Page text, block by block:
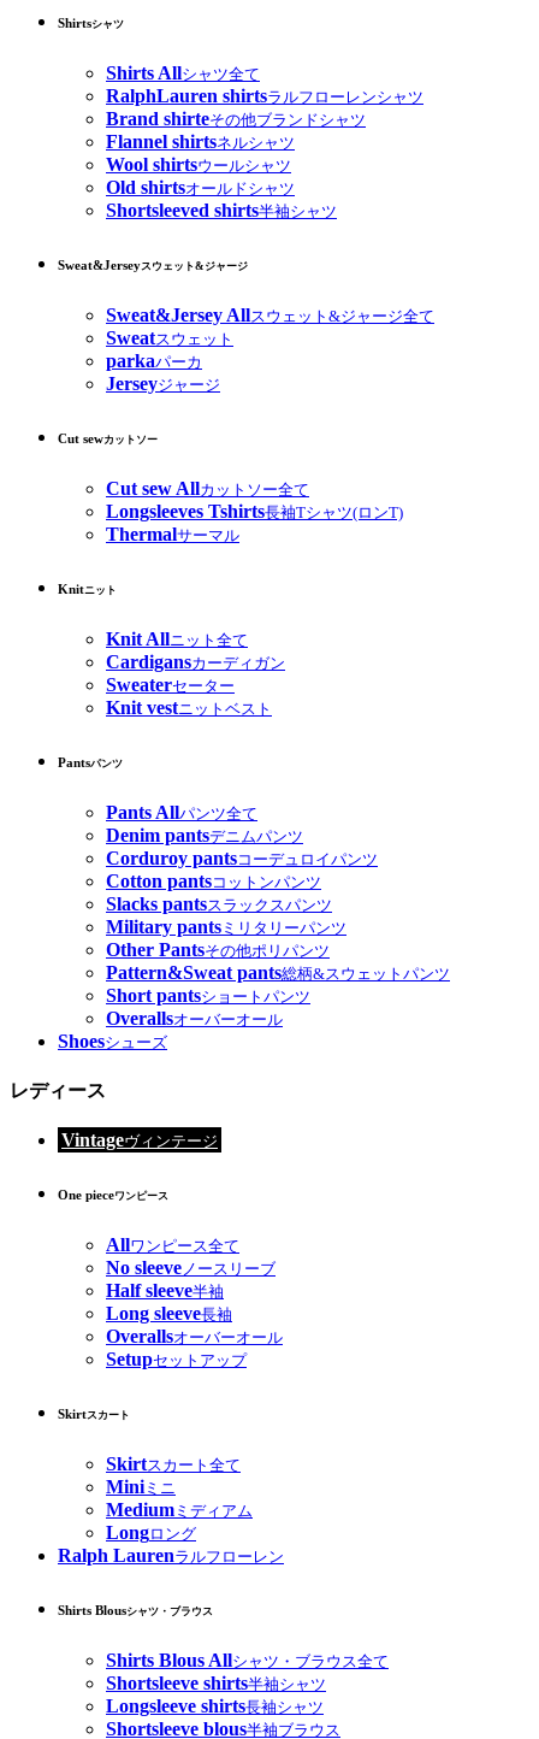
Shirtsシャツ
Shirts Allシャツ全て
RalphLauren shirtsラルフローレンシャツ
Brand shirteその他ブランドシャツ
Flannel shirtsネルシャツ
Wool shirtsウールシャツ
Old shirtsオールドシャツ
Shortsleeved shirts半袖シャツ
Sweat&Jerseyスウェット&ジャージ
Sweat&Jersey Allスウェット&ジャージ全て
Sweatスウェット
parkaパーカ
Jerseyジャージ
Cut sewカットソー
Cut sew Allカットソー全て
Longsleeves Tshirts長袖Tシャツ(ロンT)
Thermalサーマル
Knitニット
Knit Allニット全て
Cardigansカーディガン
Sweaterセーター
Knit vestニットベスト
Pantsパンツ
Pants Allパンツ全て
Denim pantsデニムパンツ
Corduroy pantsコーデュロイパンツ
Cotton pantsコットンパンツ
Slacks pantsスラックスパンツ
Military pants ミリタリーパンツ
Other Pantsその他ポリパンツ
Pattern&Sweat pants総柄&スウェットパンツ
Short pantsショートパンツ
Overallsオーバーオール
Shoesシューズ
レディース
Vintageヴィンテージ
One pieceワンピース
Allワンピース全て
No sleeveノースリーブ
Half sleeve半袖
Long sleeve長袖
Overallsオーバーオール
Setupセットアップ
Skirtスカート
Skirtスカート全て
Miniミニ
Medium ミディアム
Longロング
Ralph Laurenラルフローレン
Shirts Blousシャツ・ブラウス
Shirts Blous Allシャツ・ブラウス全て
Shortsleeve shirts半袖シャツ
Longsleeve shirts長袖シャツ
Shortsleeve blous半袖ブラウス